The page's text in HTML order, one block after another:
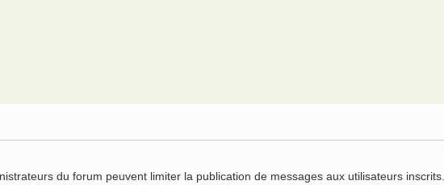
du forum peuvent limiter la publication de messages aux utilisateurs